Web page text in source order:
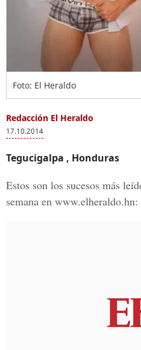
Foto: El Heraldo
Redacción El Heraldo
17.10.2014
Tegucigalpa , Honduras
Estos son los sucesos más
semana en www.elheraldo.hn: